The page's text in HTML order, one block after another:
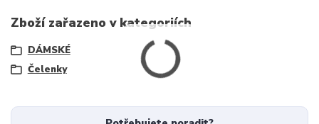
Zboží zařazeno v kategoriích
DÁMSKÉ
Čelenky